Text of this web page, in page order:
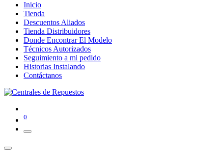
Inicio
Tienda
Descuentos Aliados
Tienda Distribuidores
Donde Encontrar El Modelo
Técnicos Autorizados
Seguimiento a mi pedido
Historias Instalando
Contáctanos
0